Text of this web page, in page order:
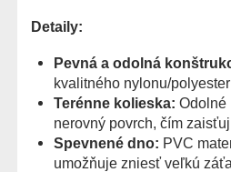
Detaily:
Pevná a odolná
kvalitného nylonu/
Terénne kolieska: Odolné
nerovný povrch, čím
Spevnené dno: PVC
umožňuje zniesť veľkú